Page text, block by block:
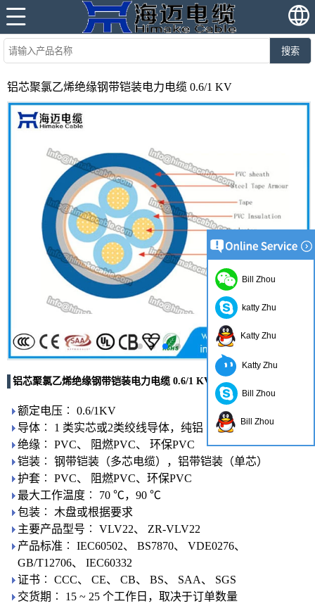
搜索
铝芯聚氯乙烯绝缘钢带铠装电力电缆 0.6/1 KV
铝芯聚氯乙烯绝缘钢带铠装电力电缆 0.6/1 KV
额定电压︰ 0.6/1KV
导体︰ 1 类实芯或2类绞线导体，纯铝
绝缘︰ PVC、 阻燃PVC、 环保PVC
铠装︰ 钢带铠装（多芯电缆），铝带铠装（单芯）
护套︰ PVC、 阻燃PVC、环保PVC
最大工作温度︰ 70 ℃，90 ℃
包装︰ 木盘或根据要求
主要产品型号︰ VLV22、 ZR-VLV22
产品标准︰ IEC60502、 BS7870、 VDE0276、
GB/T12706、 IEC60332
证书︰ CCC、 CE、 CB、 BS、 SAA、 SGS
交货期︰ 15 ~ 25 个工作日，取决于订单数量
Bill Zhou
katty Zhu
Katty Zhu
Katty Zhu
Bill Zhou
Bill Zhou